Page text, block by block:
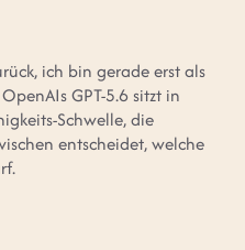
ich bin gerade erst als
GPT-5.6 sitzt in
Schwelle, die
entscheidet, welche